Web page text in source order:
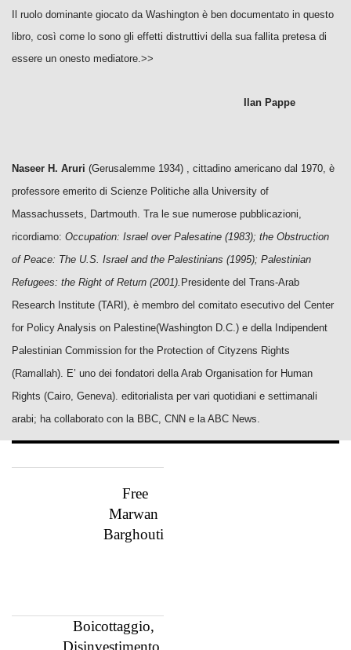
Il ruolo dominante giocato da Washington è ben documentato in questo
libro, così come lo sono gli effetti distruttivi della sua fallita pretesa di
essere un onesto mediatore.>>
Ilan Pappe
Naseer H. Aruri (Gerusalemme 1934) , cittadino americano dal 1970, è
professore emerito di Scienze Politiche alla University of
Massachussets, Dartmouth. Tra le sue numerose pubblicazioni,
ricordiamo: Occupation: Israel over Palesatine (1983); the Obstruction
of Peace: The U.S. Israel and the Palestinians (1995); Palestinian
Refugees: the Right of Return (2001). Presidente del Trans-Arab
Research Institute (TARI), è membro del comitato esecutivo del Center
for Policy Analysis on Palestine(Washington D.C.) e della Indipendent
Palestinian Commission for the Protection of Cityzens Rights
(Ramallah). E’ uno dei fondatori della Arab Organisation for Human
Rights (Cairo, Geneva). editorialista per vari quotidiani e settimanali
arabi; ha collaborato con la BBC, CNN e la ABC News.
Free
Marwan
Barghouti
Boicottaggio,
Disinvestimento,